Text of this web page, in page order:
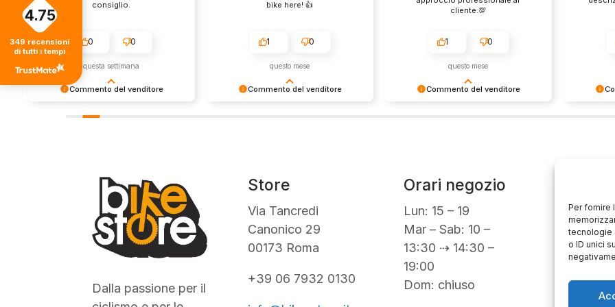
Per fornire
tecnologie
o ID unici
Commento del venditore
consiglio.
0 0
questa settimana
Commento del venditore
bike here! 👍️
1 0
questo mese
Commento del venditore
cliente.💯
1 0
questo mese
Dalla passione per il
Store
Via Tancredi
Canonico 29
00173 Roma
+39 06 7932 0130
Orari negozio
Lun: 15 – 19
Mar – Sab: 10 –
13:30 ⇢ 14:30 –
19:00
Dom: chiuso
Easy
Servizi
4.75
349 recensioni
di tutti i tempi